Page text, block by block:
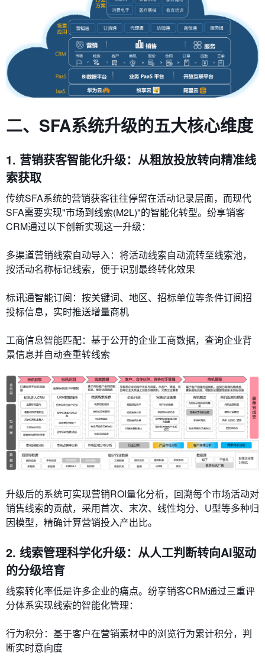
二、SFA系统升级的五大核心维度
1. 营销获客智能化升级：从粗放投放转向精准线
索获取
传统SFA系统的营销获客往往停留在活动记录层面，而现代
SFA需要实现"市场到线索(M2L)"的智能化转型。纷享销客
CRM通过以下创新实现这一升级：
​​多渠道营销线索自动导入​​：将活动线索自动流转至线索池，
按活动名称标记线索，便于识别最终转化效果
​​标讯通智能订阅​​：按关键词、地区、招标单位等条件订阅招
投标信息，实时推送增量商机
​​工商信息智能匹配​​：基于公开的企业工商数据，查询企业背
景信息并自动查重转线索
升级后的系统可实现​​营销ROI量化分析​​，回溯每个市场活动对
销售线索的贡献，采用首次、末次、线性均分、U型等多种归
因模型，精确计算营销投入产出比。
2. 线索管理科学化升级：从人工判断转向AI驱动
的分级培育
线索转化率低是许多企业的痛点。纷享销客CRM通过三重评
分体系实现线索的智能化管理：
​​行为积分​​：基于客户在营销素材中的浏览行为累计积分，判
断实时意向度